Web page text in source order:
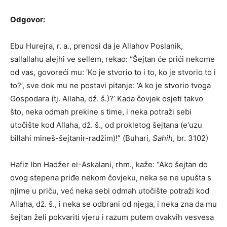
Odgovor:
Ebu Hurejra, r. a., prenosi da je Allahov Poslanik,
sallallahu alejhi ve sellem, rekao: “Šejtan će prići nekome
od vas, govoreći mu: ‘Ko je stvorio to i to, ko je stvorio to i
to?’, sve dok mu ne postavi pitanje: ‘A ko je stvorio tvoga
Gospodara (tj. Allaha, dž. š.)?’ Kada čovjek osjeti takvo
što, neka odmah prekine s time, i neka potraži sebi
utočište kod Allaha, dž. š., od prokletog šejtana (e‘uzu
billahi mineš-šejtanir-radžim)!” (Buhari, Sahih, br. 3102)
Hafiz Ibn Hadžer el-Askalani, rhm., kaže: “Ako šejtan do
ovog stepena priđe nekom čovjeku, neka se ne upušta s
njime u priču, već neka sebi odmah utočište potraži kod
Allaha, dž. š., i neka se odbrani od njega, i neka zna da mu
šejtan želi pokvariti vjeru i razum putem ovakvih vesvesa